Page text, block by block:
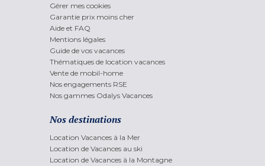
Gérer mes cookies
Garantie prix moins cher
Aide et FAQ
Mentions légales
Guide de vos vacances
Thématiques de location vacances
Vente de mobil-home
Nos engagements RSE
Nos gammes Odalys Vacances
Nos destinations
Location Vacances à la Mer
Location de Vacances au ski
Location de Vacances à la Montagne